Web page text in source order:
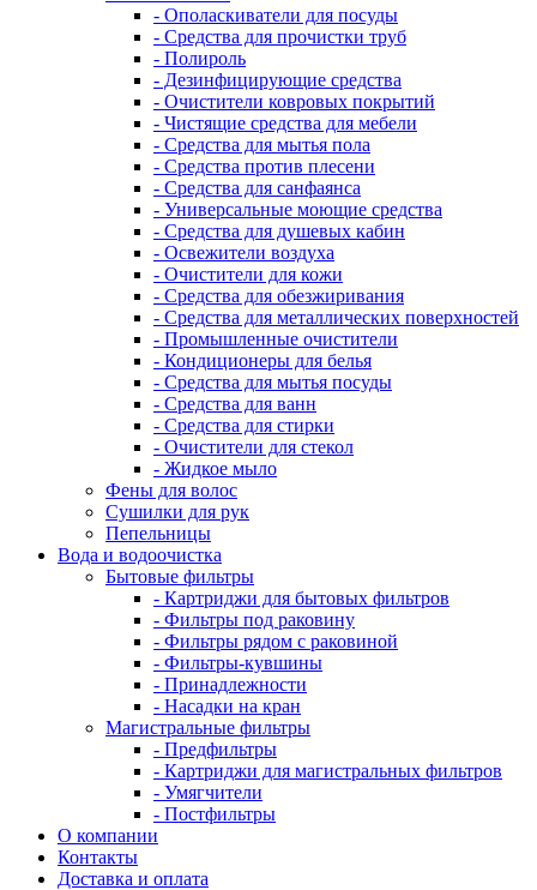
- Ополаскиватели для посуды
- Средства для прочистки труб
- Полироль
- Дезинфицирующие средства
- Очистители ковровых покрытий
- Чистящие средства для мебели
- Средства для мытья пола
- Средства против плесени
- Средства для санфаянса
- Универсальные моющие средства
- Средства для душевых кабин
- Освежители воздуха
- Очистители для кожи
- Средства для обезжиривания
- Средства для металлических поверхностей
- Промышленные очистители
- Кондиционеры для белья
- Средства для мытья посуды
- Средства для ванн
- Средства для стирки
- Очистители для стекол
- Жидкое мыло
Фены для волос
Сушилки для рук
Пепельницы
Вода и водоочистка
Бытовые фильтры
- Картриджи для бытовых фильтров
- Фильтры под раковину
- Фильтры рядом с раковиной
- Фильтры-кувшины
- Принадлежности
- Насадки на кран
Магистральные фильтры
- Предфильтры
- Картриджи для магистральных фильтров
- Умягчители
- Постфильтры
О компании
Контакты
Доставка и оплата